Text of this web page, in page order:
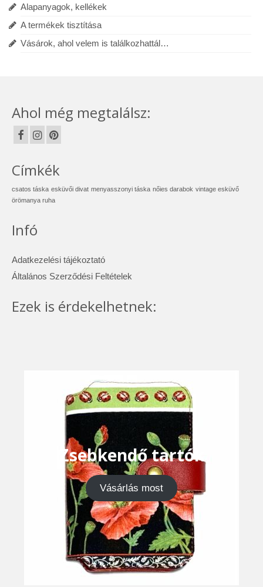
Alapanyagok, kellékek
A termékek tisztítása
Vásárok, ahol velem is találkozhattál…
Ahol még megtalálsz:
Címkék
csatos táska esküvői divat menyasszonyi táska nőies darabok vintage esküvő
örömanya ruha
Infó
Adatkezelési tájékoztató
Általános Szerződési Feltételek
Ezek is érdekelhetnek:
Zsebkendő tartók
Vásárlás most